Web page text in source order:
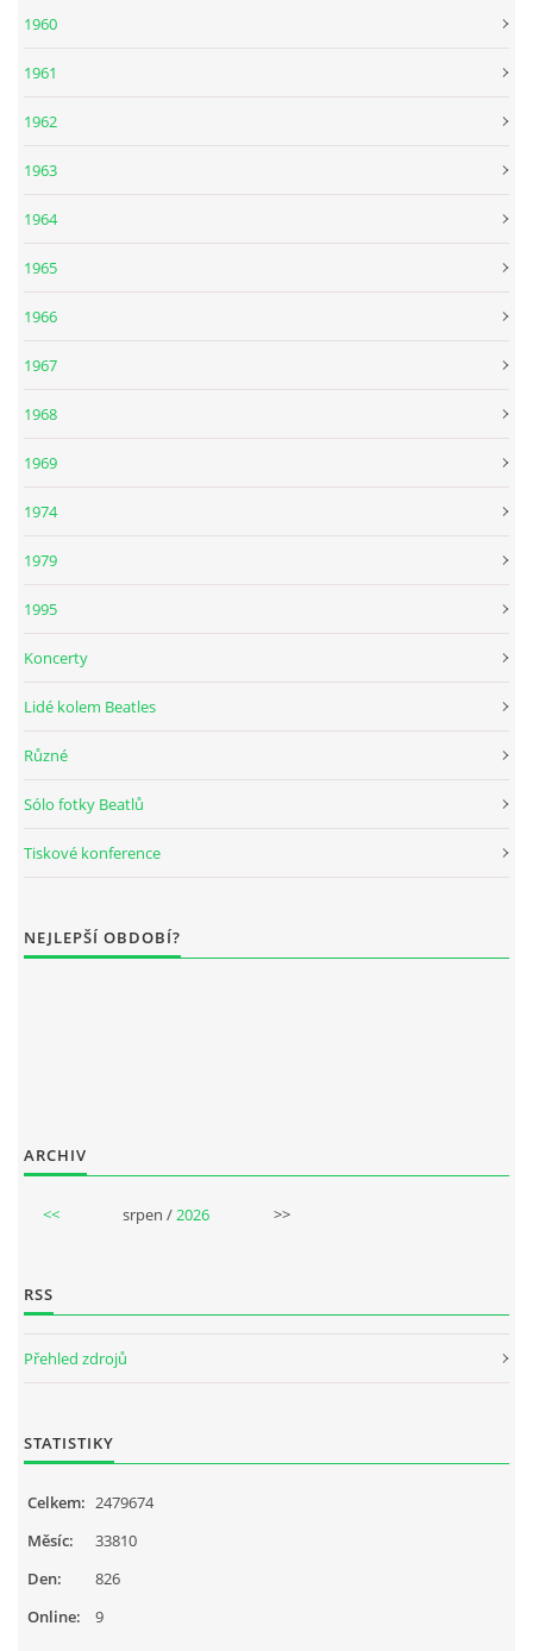
SPOLUPRÁCE NA JINÝCH PROJEKTECH
JMENNÝ SLOVNÍK
ZDROJE
DISKUZE
1960
1961
1962
1963
1964
1965
1966
1967
1968
1969
1974
1979
1995
Koncerty
Lidé kolem Beatles
Různé
Sólo fotky Beatlů
Tiskové konference
NEJLEPŠÍ OBDOBÍ?
ARCHIV
<< srpen /2026 >>
RSS
Přehled zdrojů
STATISTIKY
Online: 9
Celkem: 2479674
Měsíc:
33810
Den:
826